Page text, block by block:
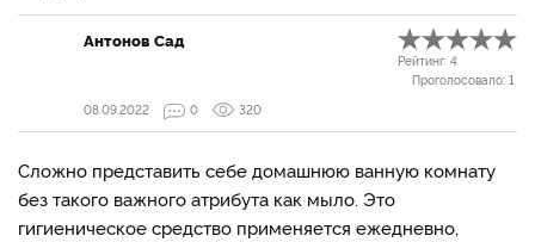
Антонов Сад
Рейтинг: 4
Проголосовало: 1
08.09.2022
0 320
Сложно представить себе домашнюю ванную комнату
без такого важного атрибута как мыло. Это
гигиеническое средство применяется ежедневно,